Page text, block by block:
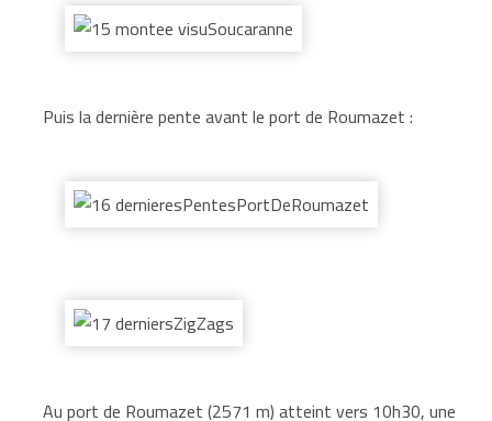
Puis la dernière pente avant le port de Roumazet :
Au port de Roumazet (2571 m) atteint vers 10h30, une